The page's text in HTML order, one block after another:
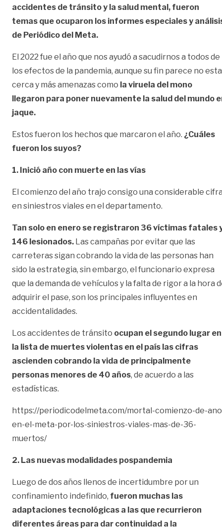
accidentes de tránsito y la salud mental, fueron
temas que ocuparon los informes especiales y
de Periódico del Meta.
El 2022 fue el año que nos ayudó a sacudirnos a todos de
los efectos de la pandemia, aunque su fin parece no
cerca y más amenazas como la viruela del mono
llegaron para poner nuevamente la salud del mundo
jaque.
Estos fueron los hechos que marcaron el año. ¿Cuáles
fueron los suyos?
1. Inició año con muerte en las vías
El comienzo del año trajo consigo una considerable
en siniestros viales en el departamento.
Tan solo en enero se registraron 36 víctimas fatales
146 lesionados. Las campañas por evitar que las
carreteras sigan cobrando la vida de las personas han
sido la estrategia, sin embargo, el funcionario expresa
que la demanda de vehículos y la falta de rigor a la hora
adquirir el pase, son los principales influyentes en
accidentalidades.
Los accidentes de tránsito ocupan el segundo lugar en
la lista de muertes violentas en el país las cifras
ascienden cobrando la vida de principalmente
personas menores de 40 años, de acuerdo a las
estadísticas.
https://periodicodelmeta.com/mortal-comienzo-de-
en-el-meta-por-los-siniestros-viales-mas-de-36-
muertos/
2. Las nuevas modalidades pospandemia
Luego de dos años llenos de incertidumbre por un
confinamiento indefinido, fueron muchas las
adaptaciones tecnológicas a las que recurrieron
diferentes áreas para dar continuidad a la